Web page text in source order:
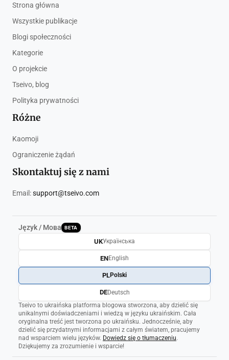
Strona główna
Wszystkie publikacje
Blogi społeczności
Kategorie
O projekcie
Tseivo, blog
Polityka prywatności
Różne
Kaomoji
Ograniczenie żądań
Skontaktuj się z nami
Email:support@tseivo.com
Język / Мова BETA
Tseivo to ukraińska platforma blogowa stworzona, aby dzielić się
unikalnymi doświadczeniami i wiedzą w języku ukraińskim. Cała
oryginalna treść jest tworzona po ukraińsku. Jednocześnie, aby
dzielić się przydatnymi informacjami z całym światem, pracujemy
nad wsparciem wielu języków. Dowiedz się o tłumaczeniu.
Dziękujemy za zrozumienie i wsparcie!
UKУкраїнська
ENEnglish
PLPolski
DEDeutsch